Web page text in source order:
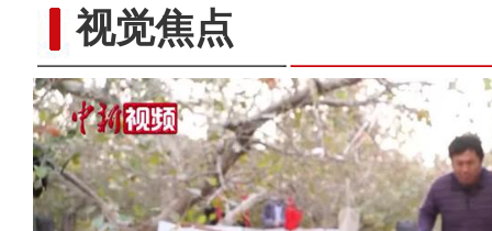
视觉焦点木山羊伴民歌共舞 看新疆和